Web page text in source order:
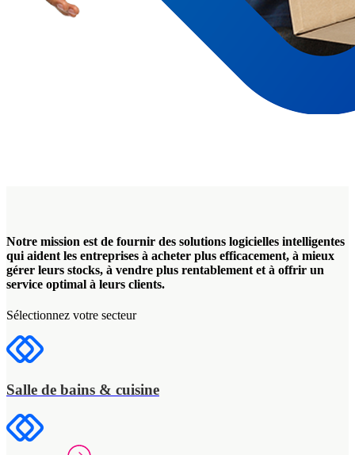
Notre mission est de fournir des solutions logicielles intelligentes
qui aident les entreprises à acheter plus efficacement, à mieux
gérer leurs stocks, à vendre plus rentablement et à offrir un
service optimal à leurs clients.
Sélectionnez votre secteur
Salle de bains & cuisine